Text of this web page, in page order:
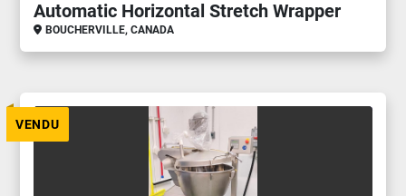
Automatic Horizontal Stretch Wrapper
BOUCHERVILLE, CANADA
VENDU